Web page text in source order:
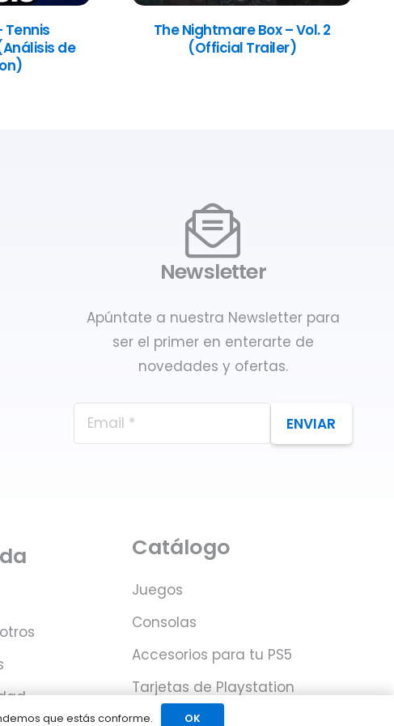
de
The Nightmare Box – Vol. 2
(Official Trailer)
Newsletter
Apúntate a nuestra Newsletter para
ser el primer en enterarte de
novedades y ofertas.
ENVIAR
Catálogo
Juegos
Consolas
Accesorios para tu PS5
Tarjetas de Playstation
Network
que estás conforme. OK